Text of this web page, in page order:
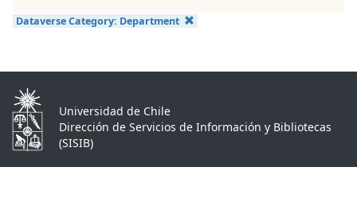
Dataverse Category: Department
Universidad de Chile
Dirección de Servicios de Información y Bibliotecas
(SISIB)